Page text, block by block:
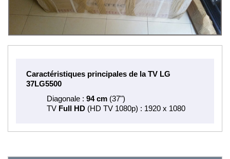
Caractéristiques principales de la TV LG
37LG5500
Diagonale : 94 cm (37")
TV Full HD (HD TV 1080p) : 1920 x 1080